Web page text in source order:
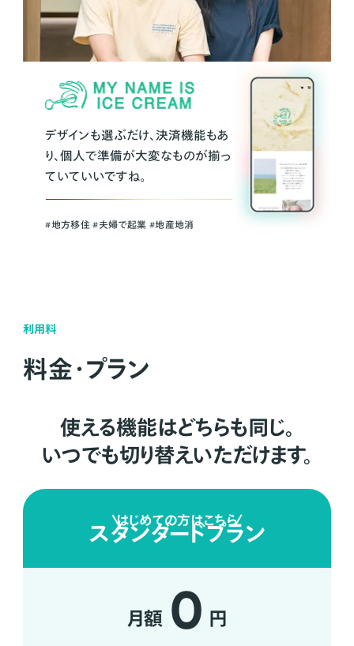
デザインも選ぶだけ、決済機能もあ
り、個人で準備が大変なものが揃っ
ていていいですね。
#地方移住 #夫婦で起業 #地産地消
利用料
料金・プラン
使える機能はどちらも同じ。
いつでも切り替えいただけます。
はじめての方はこちら
スタンダードプラン
月額 0 円